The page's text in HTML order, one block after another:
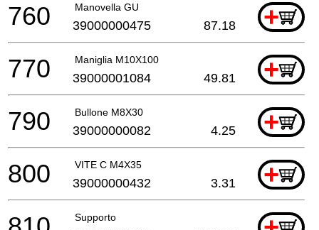
Manovella GU +
760 39000000475 87.18
Maniglia M10X100 +
770 39000001084 49.81
Bullone M8X30 +
790 39000000082 4.25
VITE C M4X35 +
800 39000000432 3.31
Supporto